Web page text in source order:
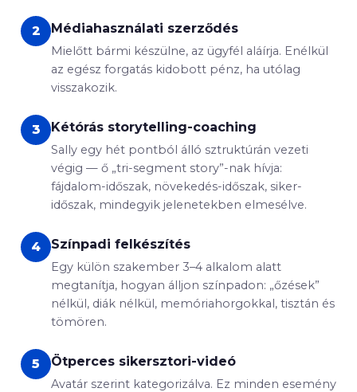
2 Médiahasználati szerződés
Mielőtt bármi készülne, az ügyfél aláírja. Enélkül
az egész forgatás kidobott pénz, ha utólag
visszakozik.
3 Kétórás storytelling-coaching
Sally egy hét pontból álló sztruktúrán vezeti
végig — ő „tri-segment story”-nak hívja:
fájdalom-időszak, növekedés-időszak, siker-
időszak, mindegyik jelenetekben elmesélve.
4 Színpadi felkészítés
Egy külön szakember 3–4 alkalom alatt
megtanítja, hogyan álljon színpadon: „őzések”
nélkül, diák nélkül, memóriahorgokkal, tisztán és
tömören.
5 Ötperces sikersztori-videó
Avatár szerint kategorizálva. Ez minden esemény